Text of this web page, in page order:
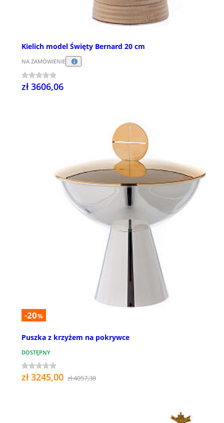
Kielich model Święty Bernard 20 cm
NA ZAMÓWIENIE
zł 3606,06
-20%
Puszka z krzyżem na pokrywce
DOSTĘPNY
zł 3245,00 zł 4057,38